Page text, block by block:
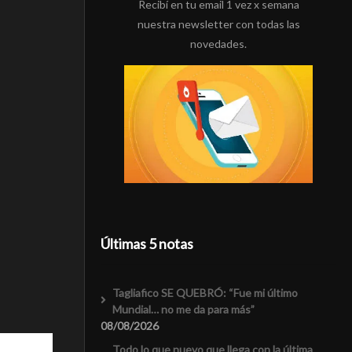
Recibí en tu email 1 vez x semana
nuestra newsletter con todas las
novedades.
Últimas 5 notas
Tagliafico SE QUEBRÓ: “Fue mi último
Mundial… no me da para más”
08/08/2026
Todo lo que nuevo que llega con la última